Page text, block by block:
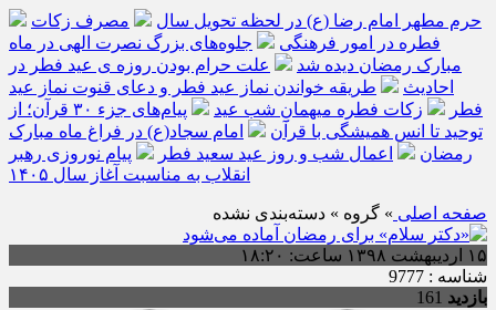
حرم مطهر امام رضا (ع) در لحظه تحویل سال
مصرف زکات
فطره در امور فرهنگی
جلوه‌های بزرگ نصرت الهی در ماه
مبارک رمضان دیده شد
علت حرام بودن روزه ی عید فطر در
احادیث
طریقه خواندن نماز عید فطر و دعای قنوت نماز عید
فطر
زکات فطره میهمانِ شب عید
پیام‌های جزء ۳۰ قرآن؛ از
توحید تا انس همیشگی با قرآن
امام سجاد(ع) در فراغ ماه مبارک
رمضان
اعمال شب و روز عید سعید فطر
پیام نوروزی رهبر
انقلاب به مناسبت آغاز سال ۱۴۰۵
صفحه اصلی » گروه » دسته‌بندی نشده
۱۵ اردیبهشت ۱۳۹۸ ساعت: ۱۸:۲۰
شناسه : 9777
بازدید 161